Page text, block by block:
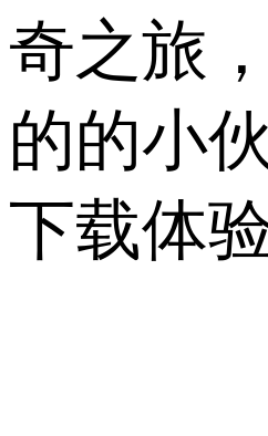
奇之旅
的的小
下载体验